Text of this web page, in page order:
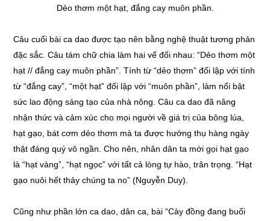
Dẻo thơm một hạt, đắng cay muôn phần.
Câu cuối bài ca dao được tạo nên bằng nghệ thuật tương phản
đặc sắc. Câu tám chữ chia làm hai vế đối nhau: “Dẻo thơm một
hạt // đắng cay muôn phần”. Tính từ “dẻo thơm” đối lập với tính
từ “đắng cay”, “một hạt” đối lập với “muôn phần”, làm nổi bật
sức lao động sáng tạo của nhà nông. Câu ca dao đã nâng
nhận thức và cảm xúc cho mọi người về giá trị của bông lúa,
hạt gạo, bát cơm dẻo thơm mà ta được hưởng thụ hàng ngày
thật đáng quý vô ngần. Cho nên, nhân dân ta mới gọi hạt gạo
là “hạt vàng”, “hạt ngọc” với tất cả lòng tự hào, trân trọng. “Hạt
gạo nuôi hết thảy chúng ta no” (Nguyễn Duy).
Cũng như phần lớn ca dao, dân ca, bài “Cày đồng đang buổi